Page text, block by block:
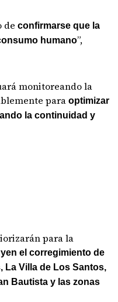
de confirmarse que la
humano”,
monitoreando la
paraoptimizar
la continuidad y
para la
el corregimiento de
La Villa de Los Santos,
Bautista y las zonas